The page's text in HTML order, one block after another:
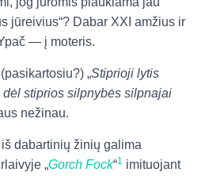
jūreivius“? Dabar XXI amžius ir
— į moteris.
„Stiprioji lytis
stiprios silpnybės silpnajai
nežinau.
dabartinių žinių galima
„Gorch Fock“1 imituojant